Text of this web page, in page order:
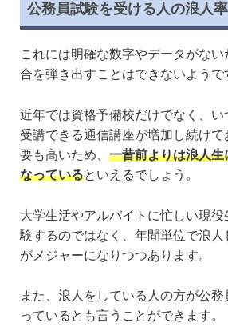
公務員試験を受ける人の浪人率
これには明確な数字やデータがない
合を弾き出すことはできないようで
近年では資格予備校だけでなく、い
受講できる通信講座が増加し続け
要も高いため、 一昔前よりは浪人
なっているといえるでしょう。
大学生活やアルバイトに忙しい現
験するのではなく、年間単位で浪人
がメジャーになりつつあります。
また、浪人をしている人の方が公
っているとも言うことができます。